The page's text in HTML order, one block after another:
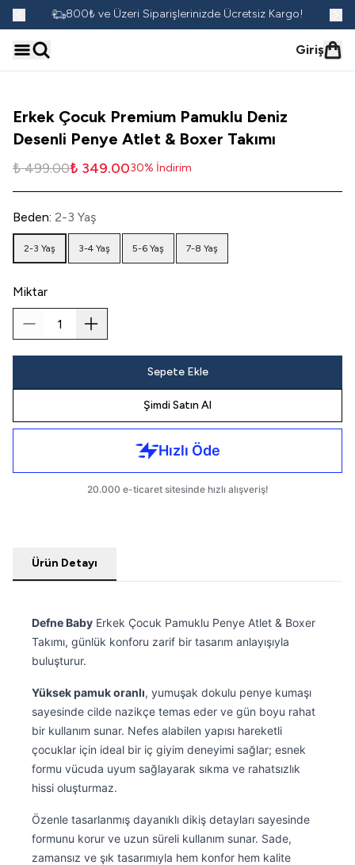
800₺ ve Üzeri Siparişlerinizde Ücretsiz Kargo!
Giriş
Erkek Çocuk Premium Pamuklu Deniz
Desenli Penye Atlet & Boxer Takımı
₺ 499.00₺ 349.0030% İndirim
Beden: 2-3 Yaş
2-3 Yaş 3-4 Yaş 5-6 Yaş 7-8 Yaş
Miktar
Sepete Ekle
Şimdi Satın Al
Ürün Detayı
Defne Baby Erkek Çocuk Pamuklu Penye Atlet & Boxer
Takımı, günlük konforu zarif bir tasarım anlayışıyla
buluşturur.
Yüksek pamuk oranlı, yumuşak dokulu penye kumaşı
sayesinde cilde nazikçe temas eder ve gün boyu rahat
bir kullanım sunar. Nefes alabilen yapısı hareketli
çocuklar için ideal bir iç giyim deneyimi sağlar; esnek
formu vücuda uyum sağlayarak sıkma ve rahatsızlık
hissi oluşturmaz.
Özenle tasarlanmış dayanıklı dikiş detayları sayesinde
formunu korur ve uzun süreli kullanım sunar. Sade,
zamansız ve şık tasarımıyla hem konfor hem kalite